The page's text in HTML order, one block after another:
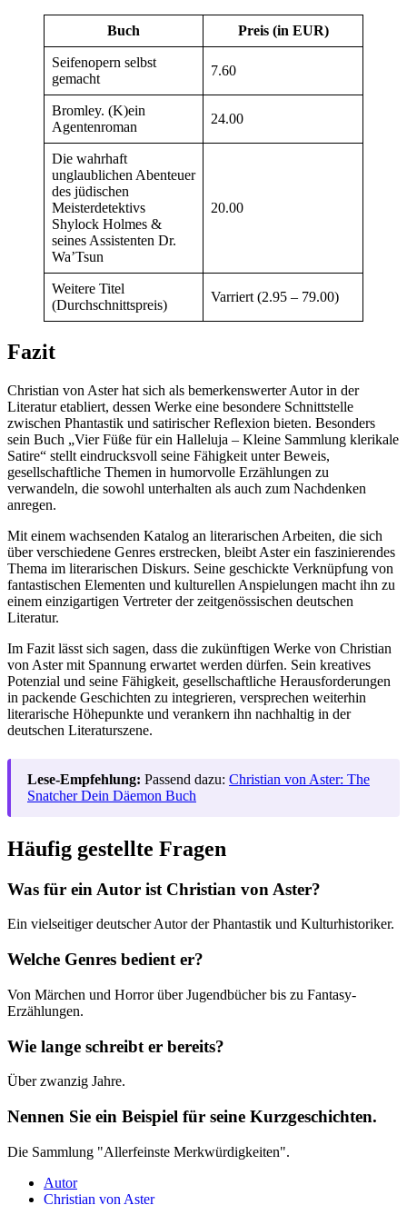
Buch Preis (in EUR)
Seifenopern selbst
gemacht
7.60
Bromley. (K)ein
Agentenroman
24.00
Die wahrhaft
unglaublichen Abenteuer
des jüdischen
Meisterdetektivs
Shylock Holmes &
seines Assistenten Dr.
Wa’Tsun
20.00
Weitere Titel
(Durchschnittspreis)
Varriert (2.95 – 79.00)
Fazit
Christian von Aster hat sich als bemerkenswerter Autor in der
Literatur etabliert, dessen Werke eine besondere Schnittstelle
zwischen Phantastik und satirischer Reflexion bieten. Besonders
sein Buch „Vier Füße für ein Halleluja – Kleine Sammlung klerikale
Satire“ stellt eindrucksvoll seine Fähigkeit unter Beweis,
gesellschaftliche Themen in humorvolle Erzählungen zu
verwandeln, die sowohl unterhalten als auch zum Nachdenken
anregen.
Mit einem wachsenden Katalog an literarischen Arbeiten, die sich
über verschiedene Genres erstrecken, bleibt Aster ein faszinierendes
Thema im literarischen Diskurs. Seine geschickte Verknüpfung von
fantastischen Elementen und kulturellen Anspielungen macht ihn zu
einem einzigartigen Vertreter der zeitgenössischen deutschen
Literatur.
Im Fazit lässt sich sagen, dass die zukünftigen Werke von Christian
von Aster mit Spannung erwartet werden dürfen. Sein kreatives
Potenzial und seine Fähigkeit, gesellschaftliche Herausforderungen
in packende Geschichten zu integrieren, versprechen weiterhin
literarische Höhepunkte und verankern ihn nachhaltig in der
deutschen Literaturszene.
Lese-Empfehlung: Passend dazu: Christian von Aster: The
Snatcher Dein Däemon Buch
Häufig gestellte Fragen
Was für ein Autor ist Christian von Aster?
Ein vielseitiger deutscher Autor der Phantastik und Kulturhistoriker.
Welche Genres bedient er?
Von Märchen und Horror über Jugendbücher bis zu Fantasy-
Erzählungen.
Wie lange schreibt er bereits?
Über zwanzig Jahre.
Nennen Sie ein Beispiel für seine Kurzgeschichten.
Die Sammlung "Allerfeinste Merkwürdigkeiten".
Autor
Christian von Aster